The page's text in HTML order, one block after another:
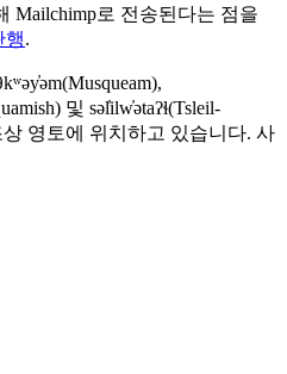
Mailchimp로 전송된다는 점을
행.
및 səl̓ilw̓ətaʔɬ(Tsleil-
영토에 위치하고 있습니다. 사